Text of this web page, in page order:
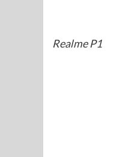
Realme P1